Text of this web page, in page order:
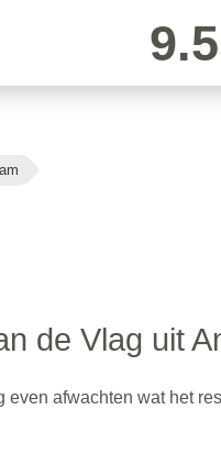
9.5
de Vlag uit
even afwachten wat het